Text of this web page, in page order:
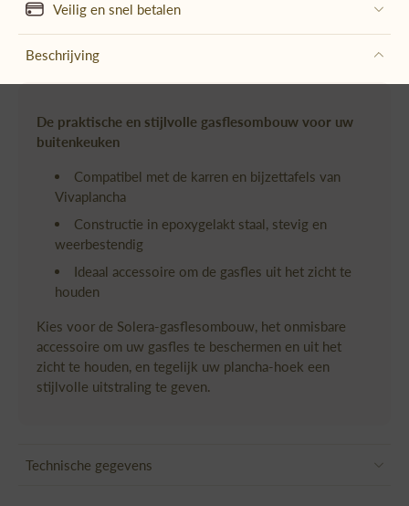
Veilig en snel betalen
Beschrijving
De praktische en stijlvolle gasflesombouw voor uw
buitenkeuken
Compatibel met de karren en bijzettafels van
Vivaplancha
Constructie in epoxygelakt staal, stevig en
weerbestendig
Ideaal accessoire om de gasfles uit het zicht te
houden
Kies voor de Solera-gasflesombouw, het onmisbare
accessoire om uw gasfles te beschermen en uit het
zicht te houden, en tegelijk uw plancha-hoek een
stijlvolle uitstraling te geven.
Technische gegevens